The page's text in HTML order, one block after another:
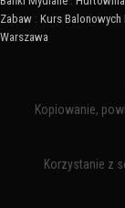
Zabaw : Kurs Balonowych
Warszawa
Kopiowanie,
Korzystanie z